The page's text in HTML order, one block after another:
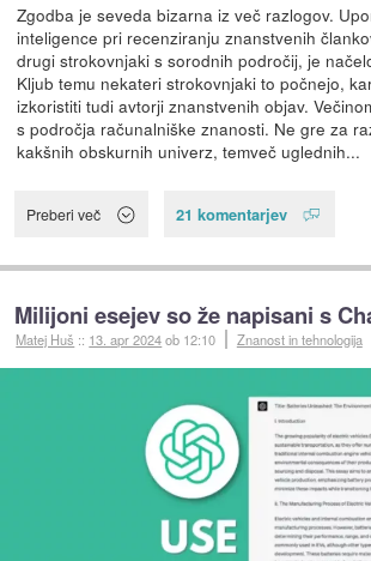
Zgodba je seveda bizarna iz več razlogov.
inteligence pri recenziranju znanstvenih
drugi strokovnjaki s sorodnih področij, je
Kljub temu nekateri strokovnjaki to počnejo,
izkoristiti tudi avtorji znanstvenih objav.
s področja računalniške znanosti. Ne gre za
kakšnih obskurnih univerz, temveč uglednih...
Preberi več 21 komentarjev
Milijoni esejev so že napisani s
Matej Huš :: 13. apr 2024ob 12:10 Znanost in tehnologija